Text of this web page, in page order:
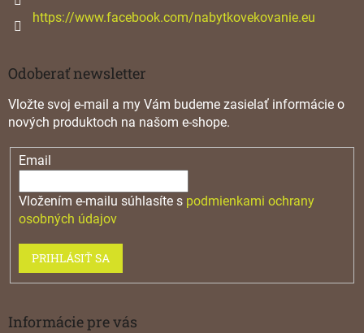
https://www.facebook.com/nabytkovekovanie.eu
Odoberať newsletter
Vložte svoj e-mail a my Vám budeme zasielať informácie o
nových produktoch na našom e-shope.
Email
Vložením e-mailu súhlasíte s podmienkami ochrany
osobných údajov
PRIHLÁSIŤ SA
Informácie pre vás